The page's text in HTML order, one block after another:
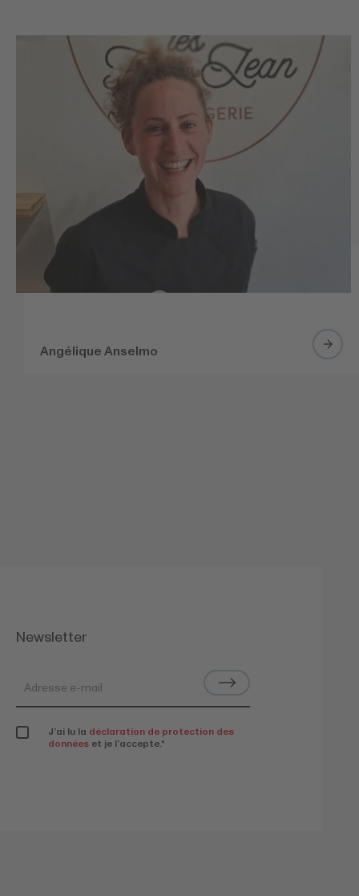
Angélique Anselmo
Newsletter
J’ai lu la déclaration de protection des
données et je l’accepte.*